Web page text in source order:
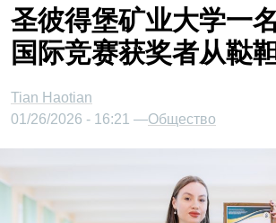
要
内
容
圣彼得堡矿业大学一
国际竞赛获奖者从鞑
Tian Haotian
01/26/2026 - 16:21 —Общество